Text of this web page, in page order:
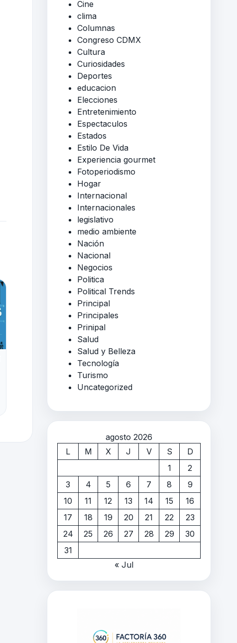
Cine
clima
Columnas
Congreso CDMX
Cultura
Curiosidades
Deportes
educacion
Elecciones
Entretenimiento
Espectaculos
Estados
Estilo De Vida
Experiencia gourmet
Fotoperiodismo
Hogar
Internacional
Internacionales
legislativo
medio ambiente
Nación
Nacional
Negocios
Politica
Political Trends
Principal
Principales
Prinipal
Salud
Salud y Belleza
Tecnología
Turismo
Uncategorized
agosto 2026
L
M X J V S
D
1
2
3
4 5 6 7 8
9
10
11 12 13 14 15
16
17
18 19 20 21 22
23
24
25 26 27 28 29
30
31
« Jul